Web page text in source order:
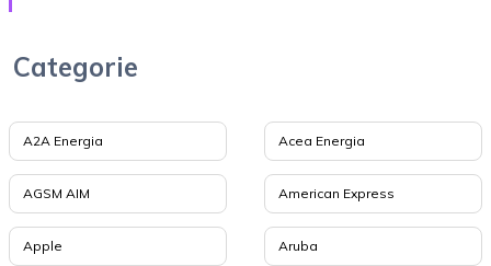
Categorie
A2A Energia Acea Energia
AGSM AIM American Express
Apple Aruba